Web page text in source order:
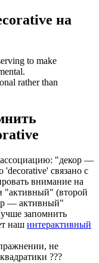
на
to make
rather than
"декор —
связано с
внимание на
"активный" (второй
— активный"
запомнить
наш интерактивный
не
???